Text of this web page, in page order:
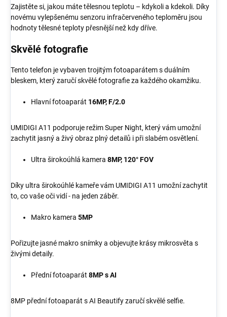
Zajistěte si, jakou máte tělesnou teplotu – kdykoli a kdekoli. Díky
novému vylepšenému senzoru infračerveného teploměru jsou
hodnoty tělesné teploty přesnější než kdy dříve.
Skvělé fotografie
Tento telefon je vybaven trojitým fotoaparátem s duálním
bleskem, který zaručí skvělé fotografie za každého okamžiku.
Hlavní fotoaparát 16MP, F/2.0
UMIDIGI A11 podporuje režim Super Night, který vám umožní
zachytit jasný a živý obraz plný detailů i při slabém osvětlení.
Ultra širokoúhlá kamera 8MP, 120° FOV
Díky ultra širokoúhlé kameře vám UMIDIGI A11 umožní zachytit
to, co vaše oči vidí - na jeden záběr.
Makro kamera 5MP
Pořizujte jasné makro snímky a objevujte krásy mikrosvěta s
živými detaily.
Přední fotoaparát 8MP s AI
8MP přední fotoaparát s AI Beautify zaručí skvělé selfie.